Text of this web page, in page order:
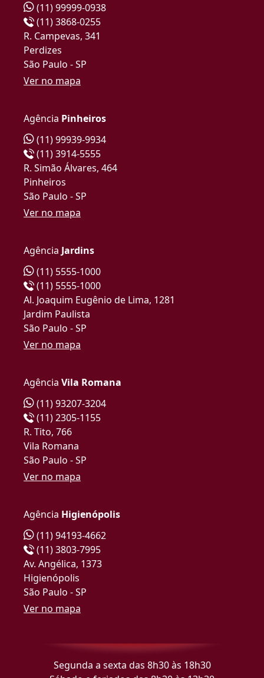
(11) 99999-0938
(11) 3868-0255
R. Campevas, 341
Perdizes
São Paulo - SP
Ver no mapa
Agência Pinheiros
(11) 99939-9934
(11) 3914-5555
R. Simão Álvares, 464
Pinheiros
São Paulo - SP
Ver no mapa
Agência Jardins
(11) 5555-1000
(11) 5555-1000
Al. Joaquim Eugênio de Lima, 1281
Jardim Paulista
São Paulo - SP
Ver no mapa
Agência Vila Romana
(11) 93207-3204
(11) 2305-1155
R. Tito, 766
Vila Romana
São Paulo - SP
Ver no mapa
Agência Higienópolis
(11) 94193-4662
(11) 3803-7995
Av. Angélica, 1373
Higienópolis
São Paulo - SP
Ver no mapa
Segunda a sexta das 8h30 às 18h30